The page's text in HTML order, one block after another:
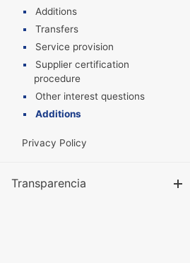
Additions
Transfers
Service provision
Supplier certification
procedure
Other interest questions
Additions
Privacy Policy
Transparencia